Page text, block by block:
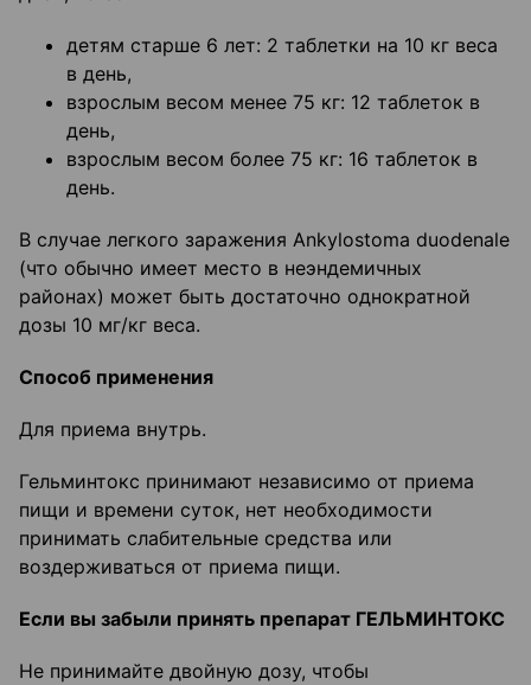
детям старше 6 лет: 2 таблетки на 10 кг веса
в день,
взрослым весом менее 75 кг: 12 таблеток в
день,
взрослым весом более 75 кг: 16 таблеток в
день.
В случае легкого заражения Ankylostoma duodenale
(что обычно имеет место в неэндемичных
районах) может быть достаточно однократной
дозы 10 мг/кг веса.
Способ применения
Для приема внутрь.
Гельминтокс принимают независимо от приема
пищи и времени суток, нет необходимости
принимать слабительные средства или
воздерживаться от приема пищи.
Если вы забыли принять препарат ГЕЛЬМИНТОКС
Не принимайте двойную дозу, чтобы